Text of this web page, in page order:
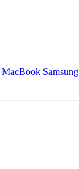
MacBook Samsung